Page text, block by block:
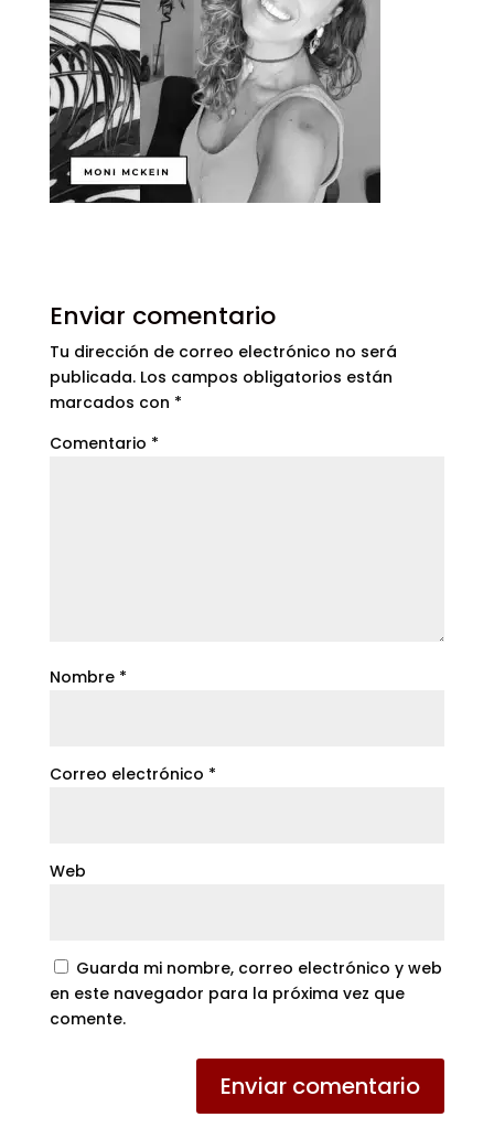
Enviar comentario
Tu dirección de correo electrónico no será
publicada. Los campos obligatorios están
marcados con *
Comentario *
Nombre *
Correo electrónico *
Web
Guarda mi nombre, correo electrónico y web
en este navegador para la próxima vez que
comente.